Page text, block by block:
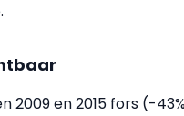
2009 en 2015 fors (-